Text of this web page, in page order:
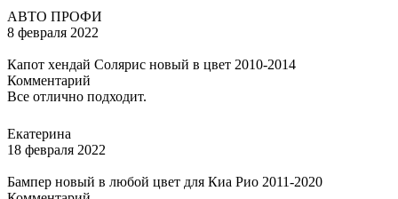
АВТО ПРОФИ
8 февраля 2022
Капот хендай Солярис новый в цвет 2010-2014
Комментарий
Все отлично подходит.
Екатерина
18 февраля 2022
Бампер новый в любой цвет для Киа Рио 2011-2020